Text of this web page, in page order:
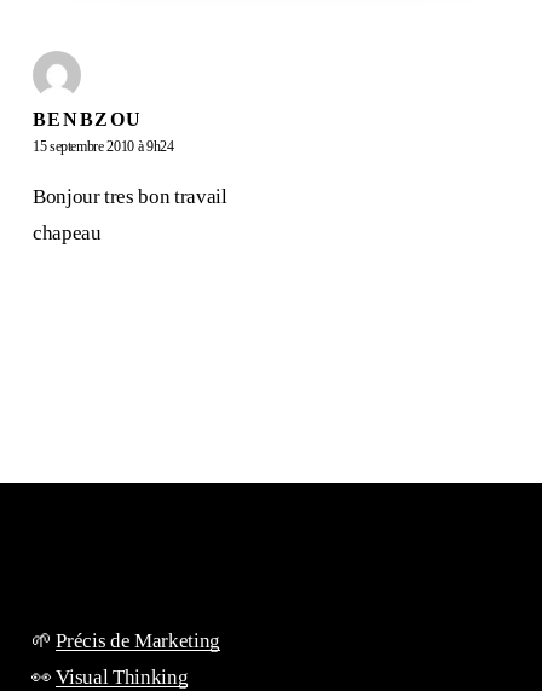
des
sur
BENBZOU
15 septembre 2010 à 9h24
Bonjour tres bon travail
chapeau
🌱Précis de Marketing
👀Visual Thinking